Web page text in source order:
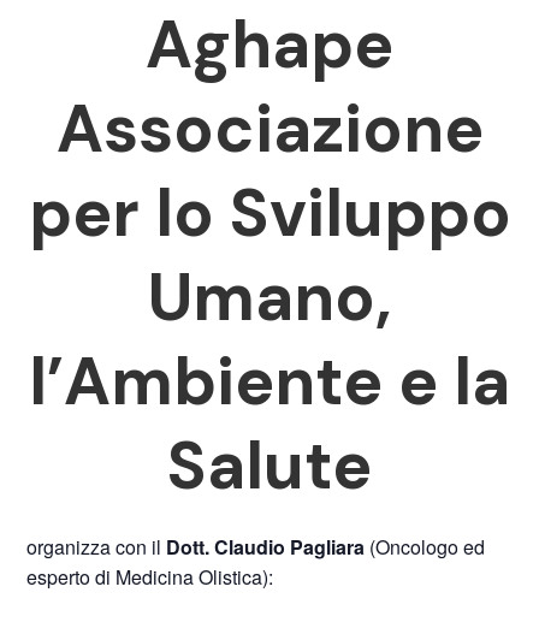
Aghape
Associazione
per lo Sviluppo
Umano,
l’Ambiente e la
Salute
organizza con il Dott. Claudio Pagliara (Oncologo ed
esperto di Medicina Olistica):